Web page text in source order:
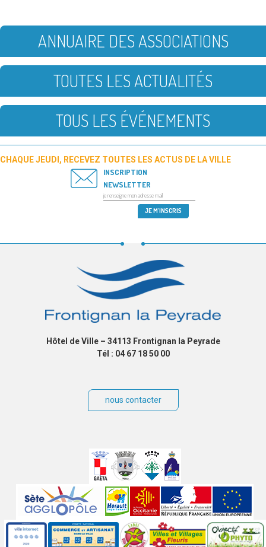
ANNUAIRE DES ASSOCIATIONS
TOUTES LES ACTUALITÉS
TOUS LES ÉVÉNEMENTS
CHAQUE JEUDI, RECEVEZ TOUTES LES ACTUS DE LA VILLE
INSCRIPTION
NEWSLETTER
Hôtel de Ville – 34113 Frontignan la Peyrade
Tél : 04 67 18 50 00
nous contacter
partenaires
Labels